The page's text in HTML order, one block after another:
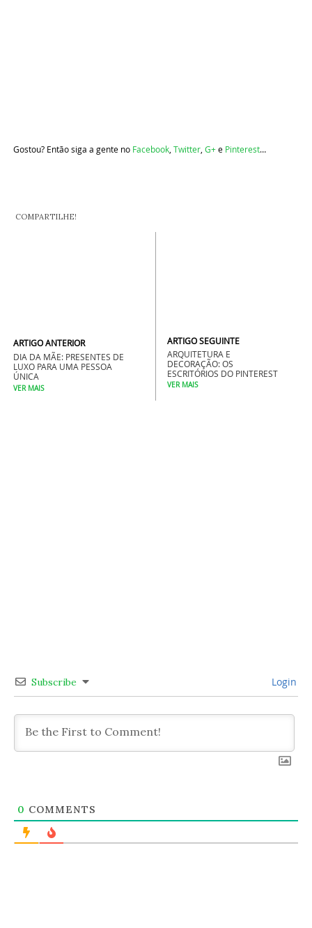
Gostou? Então siga a gente no Facebook, Twitter, G+e Pinterest…
COMPARTILHE!
ARTIGO ANTERIOR
DIA DA MÃE: PRESENTES DE
LUXO PARA UMA PESSOA
ÚNICA
VER MAIS
ARTIGO SEGUINTE
ARQUITETURA E
DECORAÇÃO: OS
ESCRITÓRIOS DO PINTEREST
VER MAIS
Subscribe Login
0 COMMENTS